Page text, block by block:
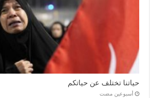
حياتنا تختلف عن حياتكم
‏أسبوعين مضت